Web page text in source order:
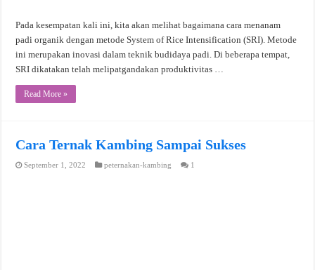
Pada kesempatan kali ini, kita akan melihat bagaimana cara menanam
padi organik dengan metode System of Rice Intensification (SRI). Metode
ini merupakan inovasi dalam teknik budidaya padi. Di beberapa tempat,
SRI dikatakan telah melipatgandakan produktivitas …
Read More »
Cara Ternak Kambing Sampai Sukses
September 1, 2022 peternakan-kambing 1